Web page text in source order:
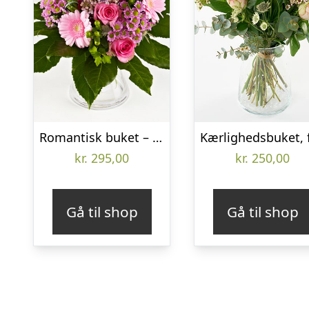
Romantisk buket – Send blomster med Bloomit
kr. 295,00
Gå til shop
kr. 250,00
Gå til shop